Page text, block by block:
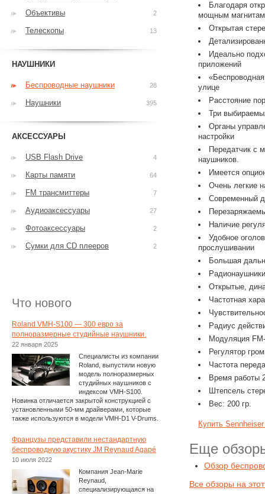
Благодаря
мощным магнитам
Открытая
Идеально
приложений
улице
Расстояние
Три
Органы
настройки
Передатчик с
наушников.
Имеется
Очень легкие
Современный
Наличие
Удобное
прослушивании
Большая
Открытые,
Частотная
Радиус
Модуляция
Регулятор
Частота
Время работы
Штепсель
Вес: 200 гр.
Купить
Еще
Обзор
Все обзоры на
Объективы 2
Телескопы 13
НАУШНИКИ
Беспроводные наушники 28
Наушники 395
АКСЕССУАРЫ
USB Flash Drive 4
Карты памяти 64
FM трансмиттеры 7
Аудиоаксессуары 27
Фотоаксессуары 2
Сумки для CD плееров 2
Что нового
Roland VMH-S100 — 300 евро за
полноразмерные студийные наушники.
22 января 2025
Специалисты из компании
Roland, выпустили новую
модель полноразмерных
студийных наушников с
индексом VMH-S100.
Новинка отличается закрытой конструкцией с
установленными 50-мм драйверами, которые
также используются в модели VMH-D1 V-Drums.
Французы представили нестандартную
беспроводную акустику JM Reynaud Agapé
10 июля 2022
Компания Jean-Marie
Reynaud,
специализирующаяся на